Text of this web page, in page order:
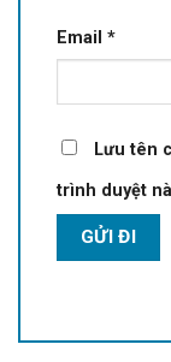
Email *
Lưu tên
trình duyệt